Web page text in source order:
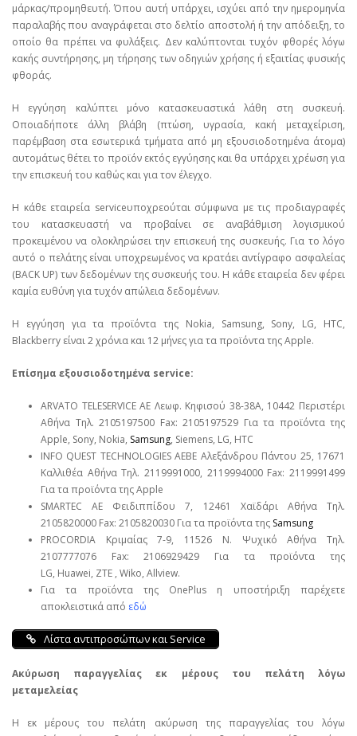
μάρκας/προμηθευτή. Όπου αυτή υπάρχει, ισχύει από την ημερομηνία
παραλαβής που αναγράφεται στο δελτίο αποστολή ή την απόδειξη, το
οποίο θα πρέπει να φυλάξεις. Δεν καλύπτονται τυχόν φθορές λόγω
κακής συντήρησης, μη τήρησης των οδηγιών χρήσης ή εξαιτίας φυσικής
φθοράς.
Η εγγύηση καλύπτει μόνο κατασκευαστικά λάθη στη συσκευή.
Οποιαδήποτε άλλη βλάβη (πτώση, υγρασία, κακή μεταχείριση,
παρέμβαση στα εσωτερικά τμήματα από μη εξουσιοδοτημένα άτομα)
αυτομάτως θέτει το προϊόν εκτός εγγύησης και θα υπάρχει χρέωση για
την επισκευή του καθώς και για τον έλεγχο.
Η κάθε εταιρεία serviceυποχρεούται σύμφωνα με τις προδιαγραφές
του κατασκευαστή να προβαίνει σε αναβάθμιση λογισμικού
προκειμένου να ολοκληρώσει την επισκευή της συσκευής. Για το λόγο
αυτό ο πελάτης είναι υποχρεωμένος να κρατάει αντίγραφο ασφαλείας
(BACK UP) των δεδομένων της συσκευής του. Η κάθε εταιρεία δεν φέρει
καμία ευθύνη για τυχόν απώλεια δεδομένων.
Η εγγύηση για τα προϊόντα της Nokia, Samsung, Sony, LG, HTC,
Blackberry είναι 2 χρόνια και 12 μήνες για τα προϊόντα της Apple.
Επίσημα εξουσιοδοτημένα service:
ARVATO TELESERVICE ΑΕ Λεωφ. Κηφισού 38-38Α, 10442 Περιστέρι
Αθήνα Τηλ. 2105197500 Fax: 2105197529 Για τα προϊόντα της
Apple, Sony, Nokia, Samsung, Siemens, LG, HTC
INFO QUEST TECHNOLOGIES ΑΕΒΕ Αλεξάνδρου Πάντου 25, 17671
Καλλιθέα Αθήνα Τηλ. 2119991000, 2119994000 Fax: 2119991499
Για τα προϊόντα της Apple
SMARTEC ΑΕ Φειδιππίδου 7, 12461 Χαϊδάρι Αθήνα Τηλ.
2105820000 Fax: 2105820030 Για τα προϊόντα της Samsung
PROCORDIA Κριμαίας 7-9, 11526 Ν. Ψυχικό Αθήνα Τηλ.
2107777076 Fax: 2106929429 Για τα προϊόντα της
LG, Huawei, ΖΤΕ , Wiko, Allview.
Για τα προϊόντα της OnePlus η υποστήριξη παρέχετε
αποκλειστικά από εδώ
Λίστα αντιπροσώπων και Service
Ακύρωση παραγγελίας εκ μέρους του πελάτη λόγω
μεταμελείας
Η εκ μέρους του πελάτη ακύρωση της παραγγελίας του λόγω